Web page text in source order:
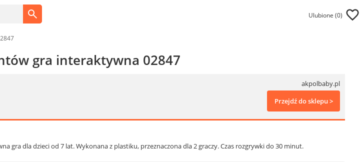
Ulubione (0)
gra interaktywna 02847
akpolbaby.pl
Przejdź do sklepu >
gra dla dzieci od 7 lat. Wykonana z plastiku, przeznaczona dla 2 graczy. Czas rozgrywki do 30 minut.